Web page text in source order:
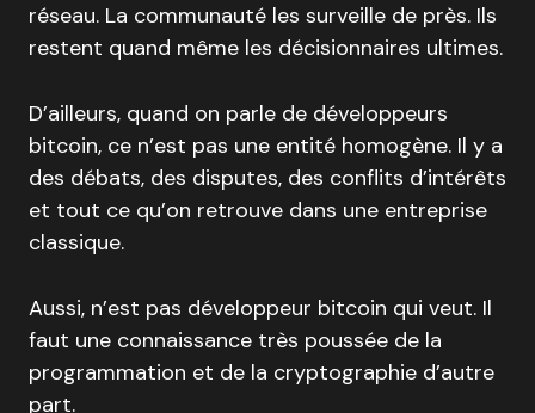
réseau. La communauté les surveille de près. Ils
restent quand même les décisionnaires ultimes.
D’ailleurs, quand on parle de développeurs
bitcoin, ce n’est pas une entité homogène. Il y a
des débats, des disputes, des conflits d’intérêts
et tout ce qu’on retrouve dans une entreprise
classique.
Aussi, n’est pas développeur bitcoin qui veut. Il
faut une connaissance très poussée de la
programmation et de la cryptographie d’autre
part.